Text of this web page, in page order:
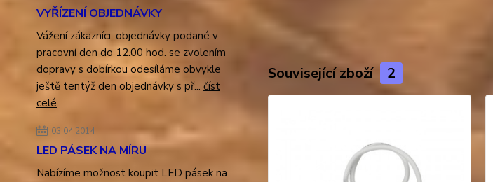
VYŘÍZENÍ OBJEDNÁVKY
Vážení zákazníci, objednávky podané v
pracovní den do 12.00 hod. se zvolením
dopravy s dobírkou odesíláme obvykle
ještě tentýž den objednávky s př... číst
celé
03.04.2014
LED PÁSEK NA MÍRU
Nabízíme možnost koupit LED pásek na
Související zboží 2